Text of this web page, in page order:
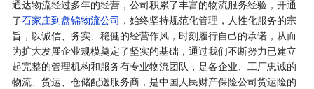
通达物流经过多年的经营，公司积累了丰富的物流服务经验，开通
了石家庄到盘锦物流公司 ，始终坚持规范化管理，人性化服务的宗
旨，以诚信、务实、稳健的经营作风，时刻履行自己的承诺，从而
为扩大发展企业规模奠定了坚实的基础，通过我们不断努力已建立
起完整的管理机构和服务有专业物流团队，是各企业、工厂忠诚的
物流、货运、仓储配送服务商，是中国人民财产保险公司货运险的